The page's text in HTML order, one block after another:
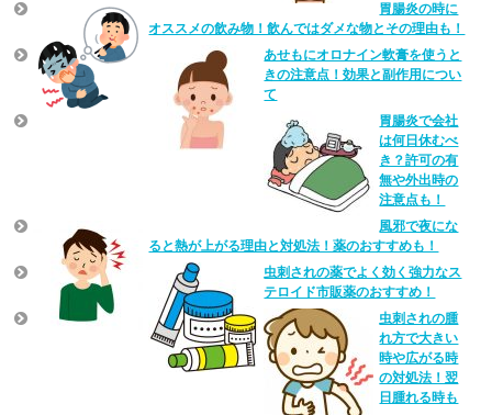
胃腸炎の時に
オススメの飲み物！飲んではダメな物とその理由も！
あせもにオロナイン軟膏を使うと
きの注意点！効果と副作用につい
て
胃腸炎で会社
は何日休むべ
き？許可の有
無や外出時の
注意点も！
風邪で夜にな
ると熱が上がる理由と対処法！薬のおすすめも！
虫刺されの薬でよく効く強力なス
テロイド市販薬のおすすめ！
虫刺されの腫
れ方で大きい
時や広がる時
の対処法！翌
日腫れる時も